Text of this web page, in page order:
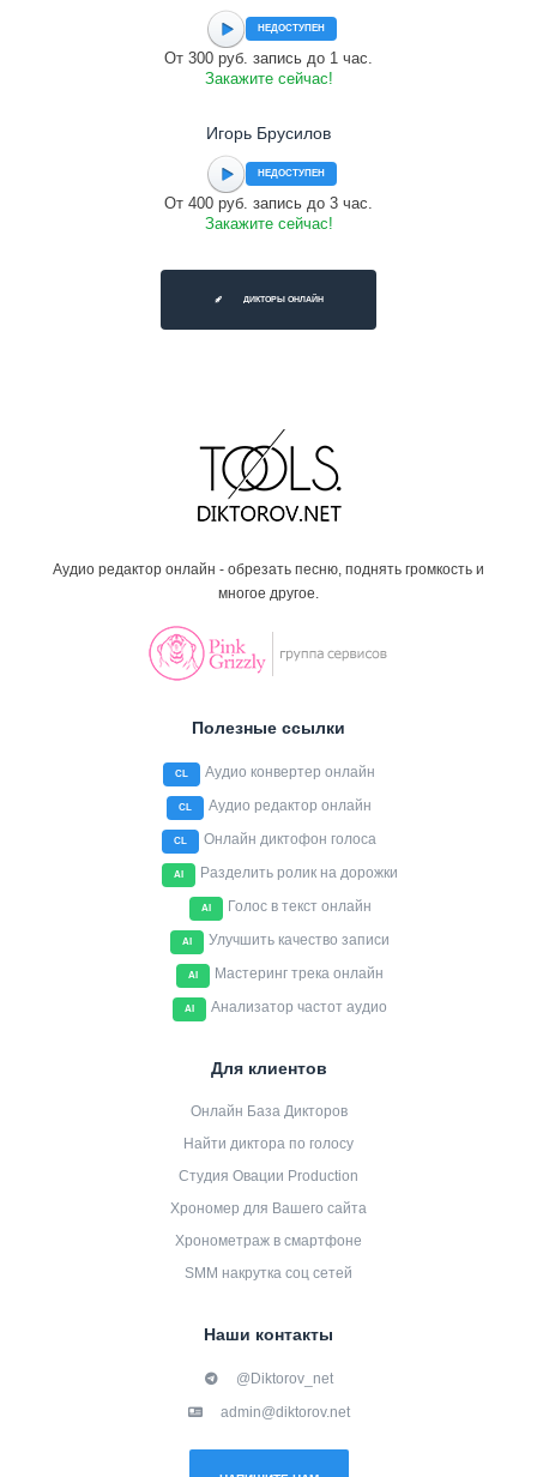
НЕДОСТУПЕН
От 300 руб. запись до 1 час.
Закажите сейчас!
Игорь Брусилов
НЕДОСТУПЕН
От 400 руб. запись до 3 час.
Закажите сейчас!
ДИКТОРЫ ОНЛАЙН
Аудио редактор онлайн - обрезать песню, поднять громкость и
многое другое.
Полезные ссылки
CL Аудио конвертер онлайн
CL Аудио редактор онлайн
CL Онлайн диктофон голоса
AI Разделить ролик на дорожки
AI Голос в текст онлайн
AI Улучшить качество записи
AI Мастеринг трека онлайн
AI Анализатор частот аудио
Для клиентов
Онлайн База Дикторов
Найти диктора по голосу
Студия Овации Production
Хрономер для Вашего сайта
Хронометраж в смартфоне
SMM накрутка соц сетей
Наши контакты
@Diktorov_net
admin@diktorov.net